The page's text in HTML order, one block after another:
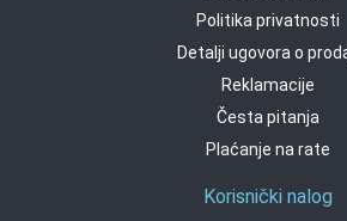
Politika privatnosti
Detalji ugovora o
Reklamacije
Česta pitanja
Plaćanje na rate
Korisnički nalog